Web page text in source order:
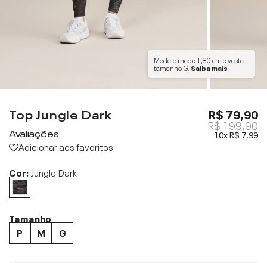
Modelo mede1,80 cme veste
tamanhoG Saiba mais
Top Jungle Dark
Avaliações
Adicionar aos favoritos
R$ 79,90
R$ 199,90
10xR$ 7,99
Cor: Jungle Dark
Tamanho
P
M G